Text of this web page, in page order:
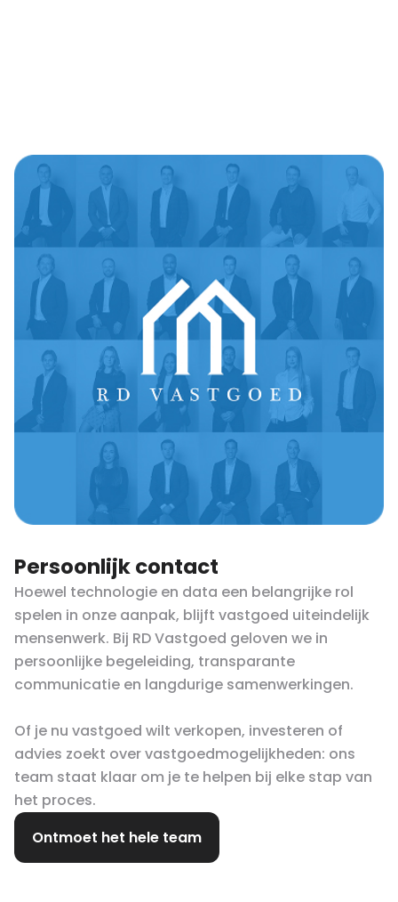
Persoonlijk contact
Hoewel technologie en data een belangrijke rol
spelen in onze aanpak, blijft vastgoed uiteindelijk
mensenwerk. Bij RD Vastgoed geloven we in
persoonlijke begeleiding, transparante
communicatie en langdurige samenwerkingen.
Of je nu vastgoed wilt verkopen, investeren of
advies zoekt over vastgoedmogelijkheden: ons
team staat klaar om je te helpen bij elke stap van
het proces.
Ontmoet het hele team